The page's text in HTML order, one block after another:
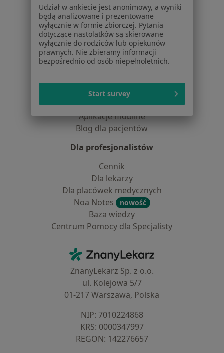
Kontakt
Dla pacjentów
Lekarze
Placówki medyczne
Pytania i odpowiedzi
Usługi i zabiegi
Choroby
Pomoc
Aplikacje mobilne
Blog dla pacjentów
Dla profesjonalistów
Cennik
Dla lekarzy
Dla placówek medycznych
Noa Notes
nowość
Baza wiedzy
Centrum Pomocy dla Specjalisty
ZnanyLekarz - Strona główna
ZnanyLekarz Sp. z o.o.
ul. Kolejowa 5/7
01-217 Warszawa, Polska
NIP: ⁠7010224868
KRS: ⁠0000347997
REGON: ⁠142276657
Udział w ankiecie jest anonimowy, a wyniki
będą analizowane i prezentowane
wyłącznie w formie zbiorczej. Pytania
dotyczące nastolatków są skierowane
wyłącznie do rodziców lub opiekunów
prawnych. Nie zbieramy informacji
bezpośrednio od osób niepełnoletnich.
Start survey